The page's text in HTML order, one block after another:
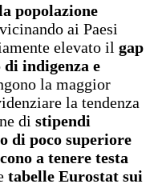
popolazione
ai Paesi
elevato il gap
indigenza e
la maggior
la tendenza
di stipendi
di poco superiore
a tenere testa
tabelle Eurostat sui